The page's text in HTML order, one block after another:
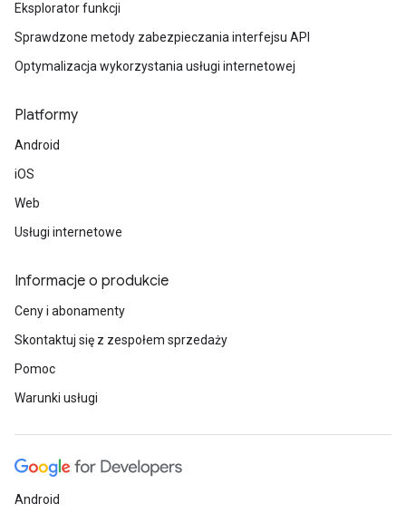
Eksplorator funkcji
Sprawdzone metody zabezpieczania interfejsu API
Optymalizacja wykorzystania usługi internetowej
Platformy
Android
iOS
Web
Usługi internetowe
Informacje o produkcie
Ceny i abonamenty
Skontaktuj się z zespołem sprzedaży
Pomoc
Warunki usługi
Android